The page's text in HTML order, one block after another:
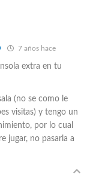
7 años hace
extra en tu
(no se como le
visitas) y tengo un
por lo cual
jugar, no pasarla a